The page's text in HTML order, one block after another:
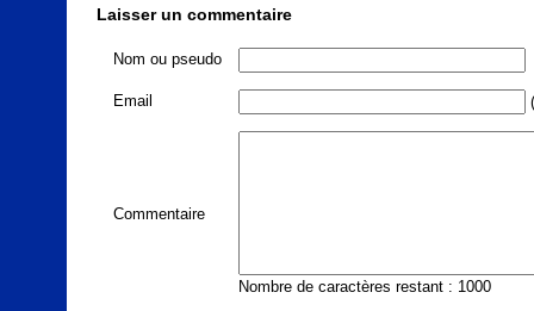
Laisser un commentaire
Nom ou pseudo
Email
Commentaire
Nombre de caractères restant : 1000